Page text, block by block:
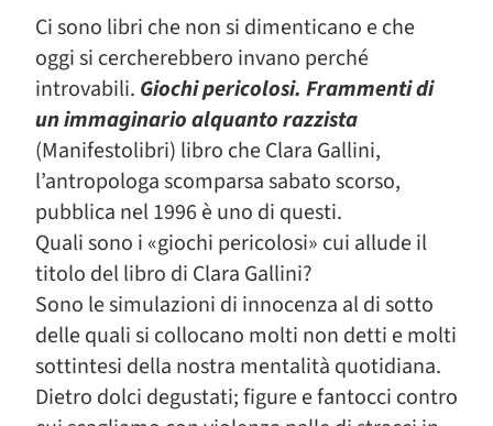
Ci sono libri che non si dimenticano e che
oggi si cercherebbero invano perché
introvabili. Giochi pericolosi. Frammenti di
un immaginario alquanto razzista
(Manifestolibri) libro che Clara Gallini,
l’antropologa scomparsa sabato scorso,
pubblica nel 1996 è uno di questi.
Quali sono i «giochi pericolosi» cui allude il
titolo del libro di Clara Gallini?
Sono le simulazioni di innocenza al di sotto
delle quali si collocano molti non detti e molti
sottintesi della nostra mentalità quotidiana.
Dietro dolci degustati; figure e fantocci contro